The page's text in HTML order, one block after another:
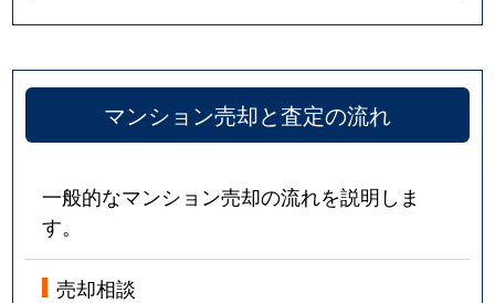
マンション売却と査定の流れ
一般的なマンション売却の流れを説明しま
す。
売却相談